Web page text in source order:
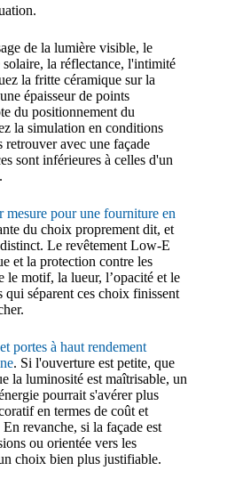
de la lumière visible, le
la réflectance, l'intimité
la fritte céramique sur la
épaisseur de points
du positionnement du
la simulation en conditions
avec une façade
sont inférieures à celles d'un
pour une fourniture en
du choix proprement dit, et
Le revêtement Low-E
et la protection contre les
le motif, la lueur, l’opacité et le
séparent ces choix finissent
portes à haut rendement
. Si l'ouverture est petite, que
la luminosité est maîtrisable, un
pourrait s'avérer plus
en termes de coût et
revanche, si la façade est
ou orientée vers les
choix bien plus justifiable.